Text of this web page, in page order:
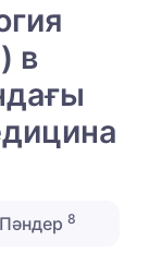
в
Пәндер 8